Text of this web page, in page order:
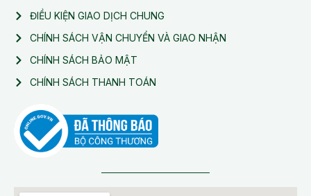
ĐIỀU KIỆN GIAO DỊCH CHUNG
CHÍNH SÁCH VẬN CHUYỂN VÀ GIAO NHẬN
CHÍNH SÁCH BẢO MẬT
CHÍNH SÁCH THANH TOÁN